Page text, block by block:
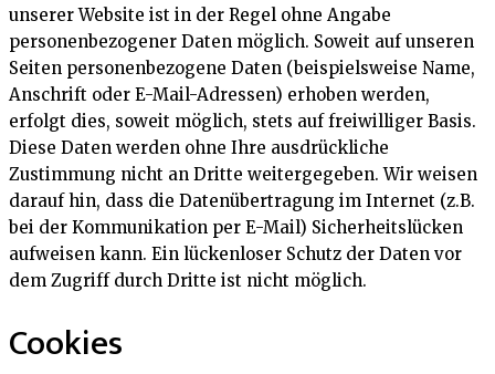
unserer Website ist in der Regel ohne Angabe
personenbezogener Daten möglich. Soweit auf unseren
Seiten personenbezogene Daten (beispielsweise Name,
Anschrift oder E-Mail-Adressen) erhoben werden,
erfolgt dies, soweit möglich, stets auf freiwilliger Basis.
Diese Daten werden ohne Ihre ausdrückliche
Zustimmung nicht an Dritte weitergegeben. Wir weisen
darauf hin, dass die Datenübertragung im Internet (z.B.
bei der Kommunikation per E-Mail) Sicherheitslücken
aufweisen kann. Ein lückenloser Schutz der Daten vor
dem Zugriff durch Dritte ist nicht möglich.
Cookies